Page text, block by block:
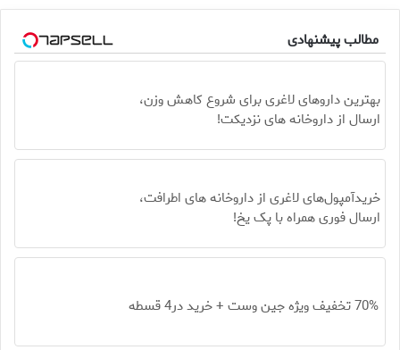
مطالب پیشنهادی
بهترین داروهای لاغری برای شروع کاهش وزن،
ارسال از داروخانه های نزدیکت!
خریدآمپول‌های لاغری از داروخانه های اطرافت،
ارسال فوری همراه با پک یخ!
70% تخفیف ویژه جین وست + خرید در4 قسطه